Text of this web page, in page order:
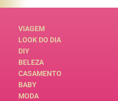
VIAGEM
LOOK DO DIA
DIY
BELEZA
CASAMENTO
BABY
MODA